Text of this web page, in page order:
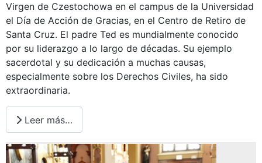
Virgen de Czestochowa en el campus de la Universidad
el Día de Acción de Gracias, en el Centro de Retiro de
Santa Cruz. El padre Ted es mundialmente conocido
por su liderazgo a lo largo de décadas. Su ejemplo
sacerdotal y su dedicación a muchas causas,
especialmente sobre los Derechos Civiles, ha sido
extraordinaria.
Leer más…